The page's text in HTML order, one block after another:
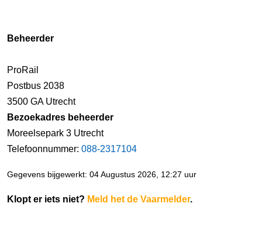
Beheerder
ProRail
Postbus 2038
3500 GA Utrecht
Bezoekadres beheerder
Moreelsepark 3 Utrecht
Telefoonnummer: 088-2317104
Gegevens bijgewerkt: 04 Augustus 2026, 12:27 uur
Klopt er iets niet? Meld het de Vaarmelder.